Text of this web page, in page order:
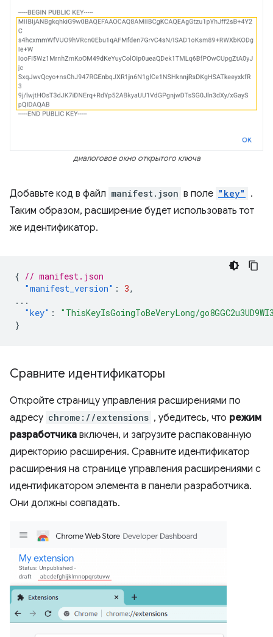
диалоговое окно открытого ключа
Добавьте код в файл manifest.json в поле "key"
.
Таким образом, расширение будет использовать тот
же идентификатор.
{ // manifest.json
"manifest_version" : 3,
...
"key" :
"ThisKeyIsGoingToBeVeryLong/
}
Сравните идентификаторы
Откройте страницу управления расширениями по
адресу chrome://extensions , убедитесь, что режим
разработчика включен, и загрузите распакованную
директорию расширения. Сравните идентификатор
расширения на странице управления расширениями с
идентификатором элемента в панели разработчика.
Они должны совпадать.